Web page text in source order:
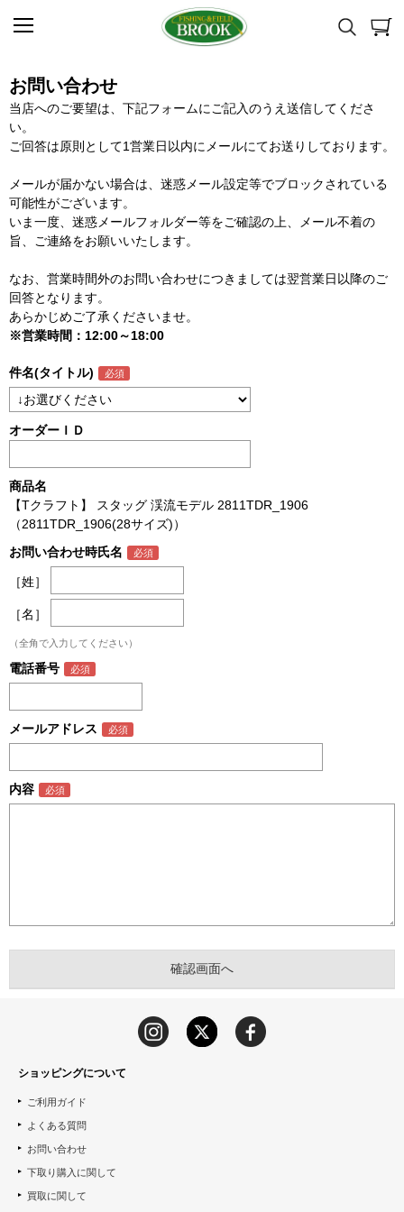
お問い合わせ
当店へのご要望は、下記フォームにご記入のうえ送信してくださ
い。
ご回答は原則として1営業日以内にメールにてお送りしております。
メールが届かない場合は、迷惑メール設定等でブロックされている
可能性がございます。
いま一度、迷惑メールフォルダー等をご確認の上、メール不着の
旨、ご連絡をお願いいたします。
なお、営業時間外のお問い合わせにつきましては翌営業日以降のご
回答となります。
あらかじめご了承くださいませ。
※営業時間：12:00～18:00
件名(タイトル)
オーダーＩＤ
商品名
【Tクラフト】 スタッグ 渓流モデル 2811TDR_1906
（2811TDR_1906(28サイズ)）
お問い合わせ時氏名
［姓］
［名］
（全角で入力してください）
電話番号
メールアドレス
内容
ショッピングについて
ご利用ガイド
よくある質問
お問い合わせ
下取り購入に関して
買取に関して